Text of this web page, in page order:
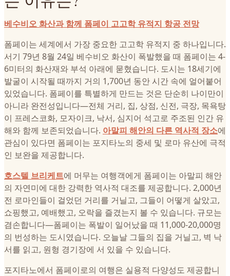
베수비오 화산과 함께 폼페이 고고학 유적지 항공 전망
폼페이는 세계에서 가장 중요한 고고학 유적지 중 하나입니다.
서기 79년 8월 24일 베수비오 화산이 폭발했을 때 폼페이는 4-
6미터의 화산재와 부석 아래에 묻혔습니다. 도시는 18세기에
발굴이 시작될 때까지 거의 1,700년 동안 시간 속에 얼어붙어
있었습니다. 폼페이를 특별하게 만드는 것은 단순히 나이만이
아니라 완전성입니다—전체 거리, 집, 상점, 신전, 극장, 목욕탕
이 프레스코화, 모자이크, 낙서, 심지어 석고로 주조된 인간 유
해와 함께 보존되었습니다. 아말피 해안의 다른 역사적 장소에
관심이 있다면 폼페이는 포지타노의 중세 및 로마 유산에 극적
인 보완을 제공합니다.
호스텔 브리케트에 머무는 여행객에게 폼페이는 아말피 해안
의 자연미에 대한 강력한 역사적 대조를 제공합니다. 2,000년
전 로마인들이 걸었던 거리를 거닐고, 그들이 어떻게 살았고,
쇼핑했고, 예배했고, 오락을 즐겼는지 볼 수 있습니다. 규모는
겸손합니다—폼페이는 폭발이 일어났을 때 11,000-20,000명
의 번성하는 도시였습니다. 오늘날 그들의 집을 거닐고, 벽 낙
서를 읽고, 원형 경기장에 서 있을 수 있습니다.
포지타노에서 폼페이로의 여행은 실용적 다양성도 제공합니